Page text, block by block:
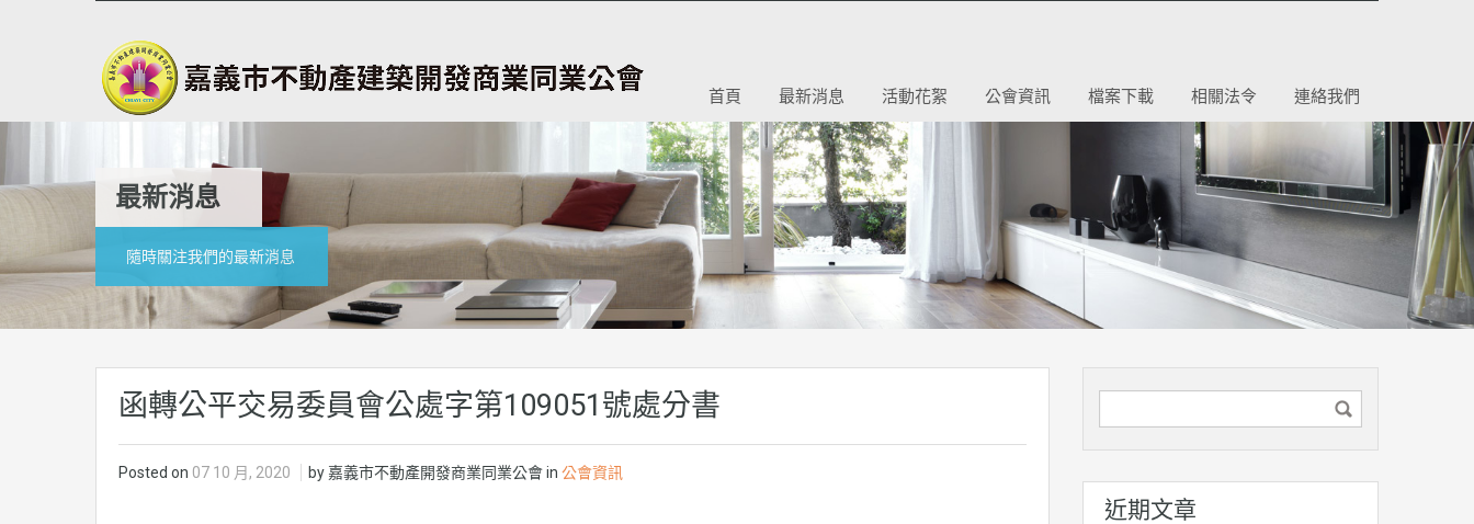
首頁 最新消息 活動花絮 公會資訊 檔案下載 相關法令 連絡我們
最新消息
隨時關注我們的最新消息
函轉公平交易委員會公處字第109051號處分書
Posted on 07 10 月, 2020 by 嘉義市不動產開發商業同業公會 in 公會資訊
近期文章